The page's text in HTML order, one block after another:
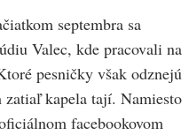
septembra sa
Valec, kde pracovali na
pesničky však odznejú
zatiaľ kapela tají. Namiesto
facebookovom